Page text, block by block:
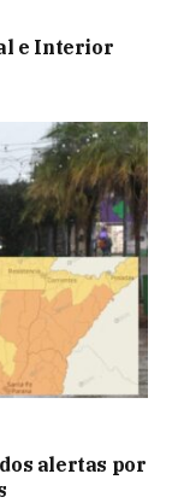
e Interior
alertas por